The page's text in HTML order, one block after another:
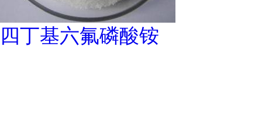
四丁基六氟磷酸铵